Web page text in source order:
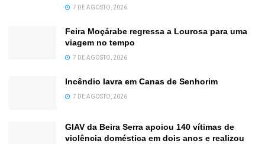
7 DE AGOSTO, 2026
Feira Moçárabe regressa a Lourosa para uma
viagem no tempo
7 DE AGOSTO, 2026
Incêndio lavra em Canas de Senhorim
7 DE AGOSTO, 2026
GIAV da Beira Serra apoiou 140 vítimas de
violência doméstica em dois anos e realizou